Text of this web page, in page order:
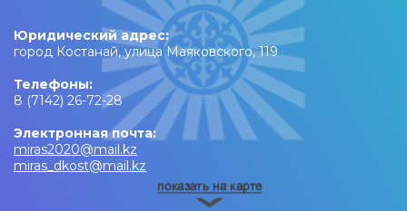
Юридический адрес:
город Костанай, улица Маяковского, 119
Телефоны:
8 (7142) 26-72-28
Электронная почта:
miras2020@mail.kz
miras_dkost@mail.kz